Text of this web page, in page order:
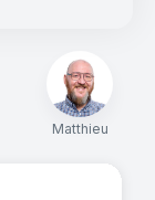
Matthieu